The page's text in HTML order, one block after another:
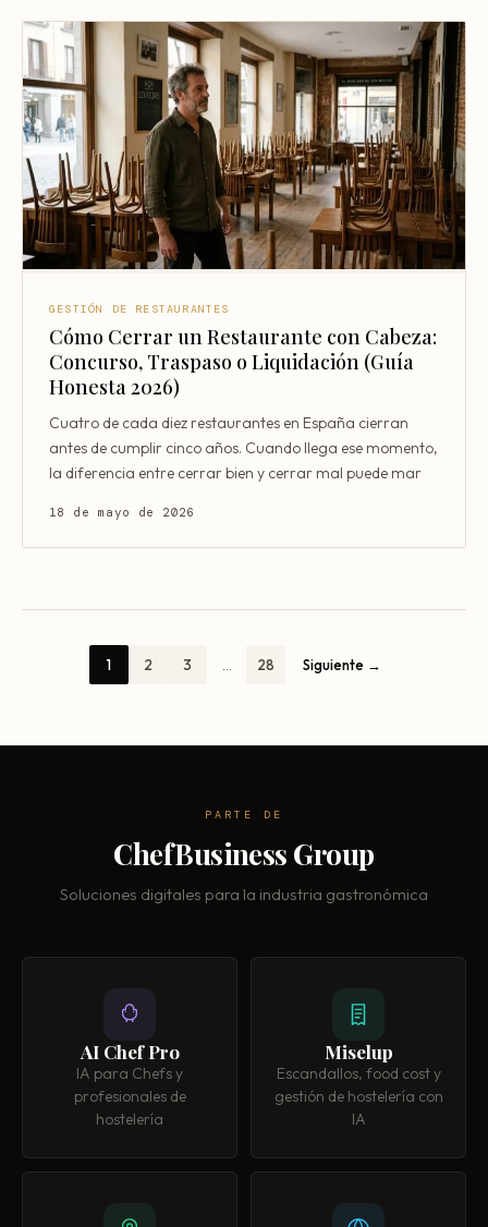
GESTIÓN DE RESTAURANTES
Cómo Cerrar un Restaurante con Cabeza:
Concurso, Traspaso o Liquidación (Guía
Honesta 2026)
Cuatro de cada diez restaurantes en España cierran
antes de cumplir cinco años. Cuando llega ese momento,
la diferencia entre cerrar bien y cerrar mal puede mar
18 de mayo de 2026
1 2 3 28 Siguiente →
PARTE DE
ChefBusiness Group
Soluciones digitales para la industria gastronómica
AI Chef Pro
IA para Chefs y
profesionales de
hostelería
Miselup
Escandallos, food cost y
gestión de hostelería con
IA